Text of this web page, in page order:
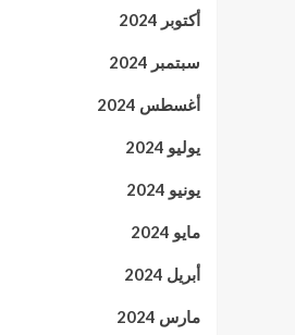
أكتوبر 2024
سبتمبر 2024
أغسطس 2024
يوليو 2024
يونيو 2024
مايو 2024
أبريل 2024
مارس 2024